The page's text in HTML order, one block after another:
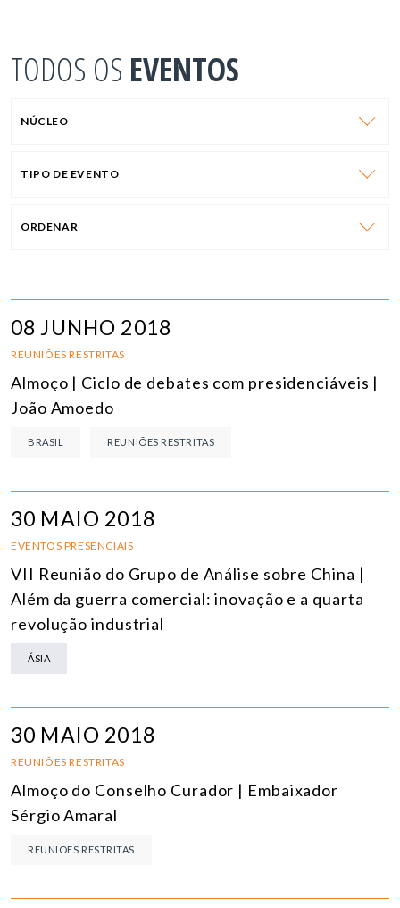
TODOS OS EVENTOS
NÚCLEO
TIPO DE EVENTO
ORDENAR
08 JUNHO 2018
REUNIÕES RESTRITAS
Almoço | Ciclo de debates com presidenciáveis |
João Amoedo
BRASIL REUNIÕES RESTRITAS
30 MAIO 2018
EVENTOS PRESENCIAIS
VII Reunião do Grupo de Análise sobre China |
Além da guerra comercial: inovação e a quarta
revolução industrial
ÁSIA
30 MAIO 2018
REUNIÕES RESTRITAS
Almoço do Conselho Curador | Embaixador
Sérgio Amaral
REUNIÕES RESTRITAS